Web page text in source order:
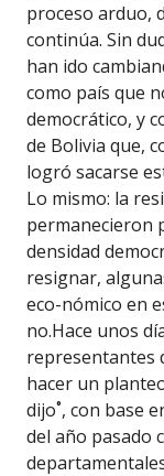
proceso arduo,
continúa. Sin
han ido
como país que
democrático, y
de Bolivia que,
logró sacarse
Lo mismo: la
permanecieron
densidad
resignar,
eco-nómico en
no.Hace unos
representantes
hacer un
dijo˚, con base
del año pasado